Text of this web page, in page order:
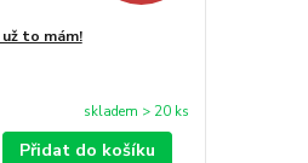
to mám!
skladem > 20 ks
Přidat do košíku